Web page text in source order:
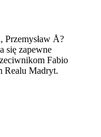
Przemysław Å?
się zapewne
Fabio
Realu Madryt.